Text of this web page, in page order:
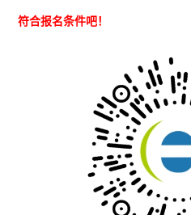
符合报名条件吧！